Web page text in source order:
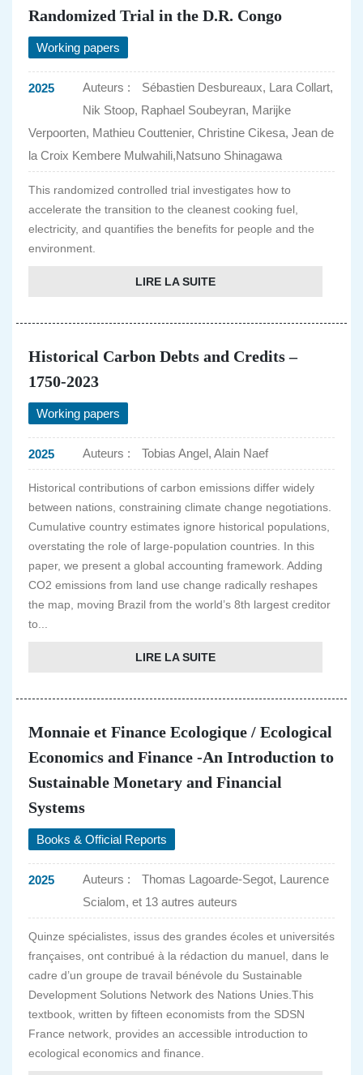
Randomized Trial in the D.R. Congo
Working papers
2025 Auteurs :
Sébastien Desbureaux, Lara Collart,
Nik Stoop, Raphael Soubeyran, Marijke
Verpoorten, Mathieu Couttenier, Christine Cikesa, Jean de
la Croix Kembere Mulwahili,Natsuno Shinagawa
This randomized controlled trial investigates how to
accelerate the transition to the cleanest cooking fuel,
electricity, and quantifies the benefits for people and the
environment.
LIRE LA SUITE
Historical Carbon Debts and Credits –
1750-2023
Working papers
2025 Auteurs : Tobias Angel, Alain Naef
Historical contributions of carbon emissions differ widely
between nations, constraining climate change negotiations.
Cumulative country estimates ignore historical populations,
overstating the role of large-population countries. In this
paper, we present a global accounting framework. Adding
CO2 emissions from land use change radically reshapes
the map, moving Brazil from the world’s 8th largest creditor
to...
LIRE LA SUITE
Monnaie et Finance Ecologique / Ecological
Economics and Finance -An Introduction to
Sustainable Monetary and Financial
Systems
Books & Official Reports
2025 Auteurs :
Thomas Lagoarde-Segot, Laurence
Scialom, et 13 autres auteurs
Quinze spécialistes, issus des grandes écoles et universités
françaises, ont contribué à la rédaction du manuel, dans le
cadre d’un groupe de travail bénévole du Sustainable
Development Solutions Network des Nations Unies.This
textbook, written by fifteen economists from the SDSN
France network, provides an accessible introduction to
ecological economics and finance.